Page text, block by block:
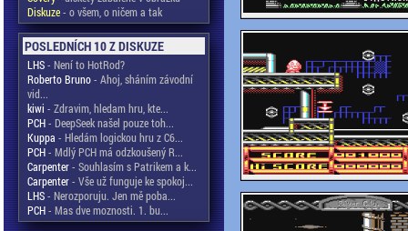
Diskuze- o všem, o ničem a tak
POSLEDNÍCH 10 Z DISKUZE
LHS- Není to HotRod?
Roberto Bruno- Ahoj, sháním závodní
vid...
kiwi - Zdravim, hledam hru, kte...
PCH- DeepSeek našel pouze toh...
Kuppa - Hledám logickou hru z C6...
PCH- Mdlý PCH má odzkoušený R...
Carpenter- Souhlasím s Patrikem a k...
Carpenter- Vše už funguje ke spokoj...
LHS- Nerozporuju. Jen mě poba...
PCH- Mas dve moznosti. 1. bu...